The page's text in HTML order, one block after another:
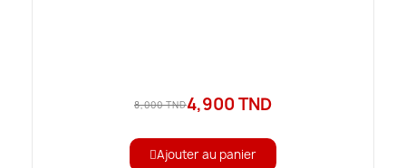
8,000 TND4,900 TND
Ajouter au panier